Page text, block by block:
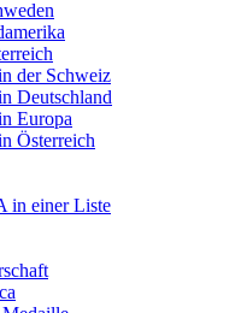
der Schweiz
Deutschland
Europa
Österreich
in einer Liste